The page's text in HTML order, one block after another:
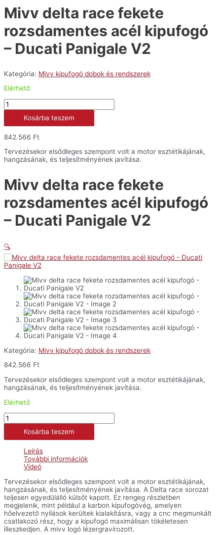
Mivv delta race fekete
rozsdamentes acél kipufogó
– Ducati Panigale V2
Kategória: Mivv kipufogó dobok és rendszerek
Elérhető
Mivv
delta
fekete
rozsdamentes
acél
kipufogó
-
Ducati
V2
mennyiség
Kosárba teszem
842.566 Ft
Tervezésekor elsődleges szempont volt a motor esztétikájának,
hangzásának, és teljesítményének javítása.
Mivv delta race fekete
rozsdamentes acél kipufogó
– Ducati Panigale V2
🔍
Kategória: Mivv kipufogó dobok és rendszerek
842.566 Ft
Tervezésekor elsődleges szempont volt a motor esztétikájának,
hangzásának, és teljesítményének javítása.
Elérhető
Mivv
delta
fekete
rozsdamentes
kipufogó
Ducati
Panigale
V2
mennyiség
Kosárba teszem
Leírás
További információk
Videó
Tervezésekor elsődleges szempont volt a motor esztétikájának,
hangzásának, és teljesítményének javítása. A Delta race sorozat
teljesen egyedülálló külsőt kapott. Ez rengeg részletben
megjelenik, mint például a karbon kipufogóvég, amelyen
hőelvezető nyílások kerültek kialakításra, vagy a cnc megmunkált
csatlakozó rész, hogy a kipufogó maximálisan tökéletesen
illeszkedjen. A mivv logó lézergravírozott.